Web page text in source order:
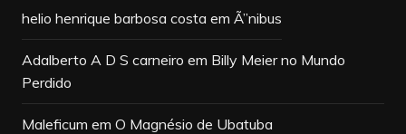
helio henrique barbosa costa em Ã”nibus
Adalberto A D S carneiro em Billy Meier no Mundo
Perdido
Maleficum em O Magnésio de Ubatuba